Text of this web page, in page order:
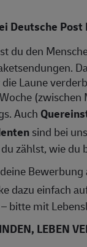
Deutsche Post
du den
Laune
(zwischen
Auch
sind bei
zählst, wie du
Bewerbung
dazu einfach
bitte mit
LEBEN